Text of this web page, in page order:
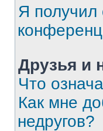
Я получил
Друзья и
Что
Как мне
недругов?